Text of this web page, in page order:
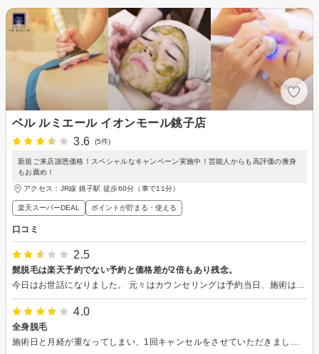
ベル ルミエール イオンモール銚子店
3.6
(5件)
新規ご来店謝恩価格！スペシャルなキャンペーン実施中！芸能人からも高評価の痩身
もお薦め！
アクセス：JR線 銚子駅 徒歩60分（車で11分）
楽天スーパーDEAL ポイントが貯まる・使える
口コミ
2.5
髭脱毛は楽天予約でない予約と価格差が2倍もあり残念。
4.0
全身脱毛